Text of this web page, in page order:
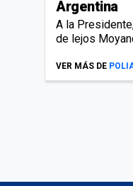
Argentina
A la
de lejos
VER MÁS DE